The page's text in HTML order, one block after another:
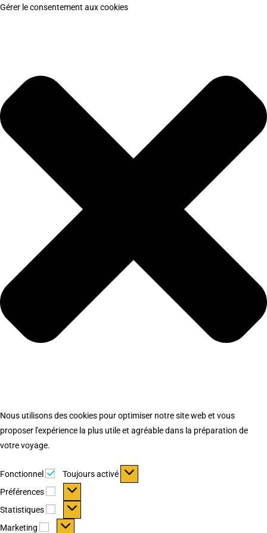
Gérer le consentement aux cookies
Nous utilisons des cookies pour optimiser notre site web et vous
proposer l'expérience la plus utile et agréable dans la préparation de
votre voyage.
Fonctionnel Fonctionnel
Toujours activé
Préférences
Préférences
Statistiques Statistiques
Marketing Marketing